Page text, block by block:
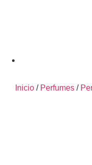
Inicio / Perfumes /